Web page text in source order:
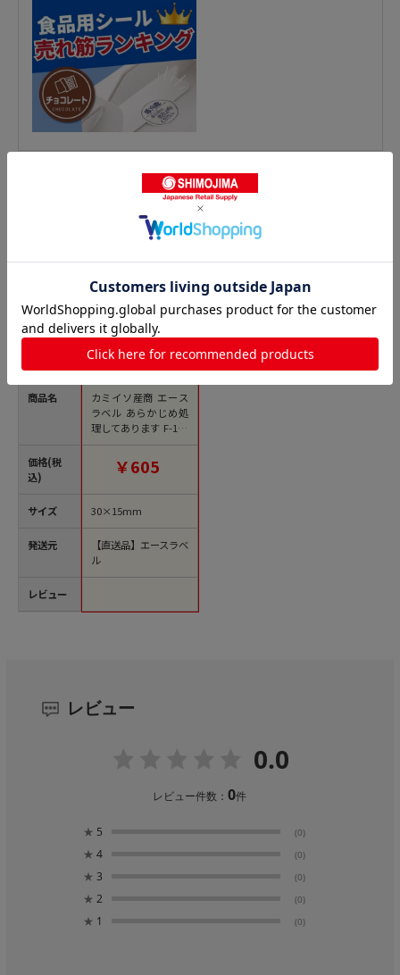
精肉シールの人気商品との比較
商品名
価格(税
込)
サイズ
発送元
レビュー
カミイソ産商 エース
ラベル あらかじめ処
理してあります F-104
4 500枚/袋（ご注文単
￥605
30×15mm
【直送品】エースラベ
ル
レビュー
0.0
レビュー件数：0件
★ 5 (0)
★ 4 (0)
★ 3 (0)
★ 2 (0)
★ 1 (0)